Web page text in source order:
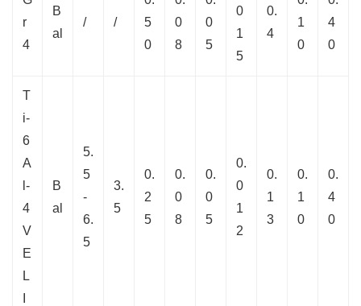
r
4
B
al
/ /
5
0
0
8
0
5
0
1
5
0.
4
1
0
4
0
T
i-
6
A
l-
4
V
E
L
B
al
5.
5
-
6.
5
3.
5
0.
2
5
0.
0
8
0.
0
5
0.
0
1
2
0.
1
3
0.
1
0
0.
4
0